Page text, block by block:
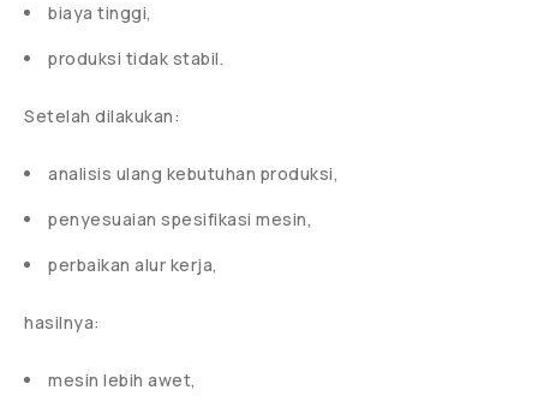
biaya tinggi,
produksi tidak stabil.
Setelah dilakukan:
analisis ulang kebutuhan produksi,
penyesuaian spesifikasi mesin,
perbaikan alur kerja,
hasilnya:
mesin lebih awet,